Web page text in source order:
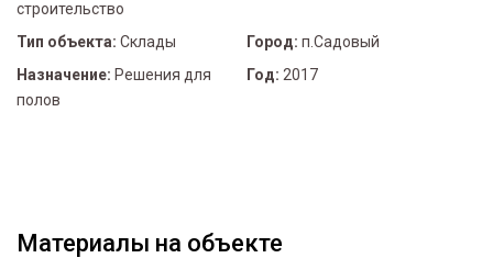
строительство
Тип объекта: Склады Город: п.Садовый
Назначение: Решения для
полов
Год: 2017
Материалы на объекте